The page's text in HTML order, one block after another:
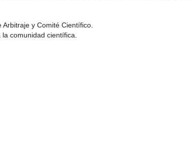
y Comité Científico.
comunidad científica.